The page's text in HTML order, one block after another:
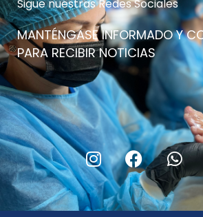
Sigue nuestras Redes Sociales
MANTÉNGASE INFORMADO Y
PARA RECIBIR NOTICIAS